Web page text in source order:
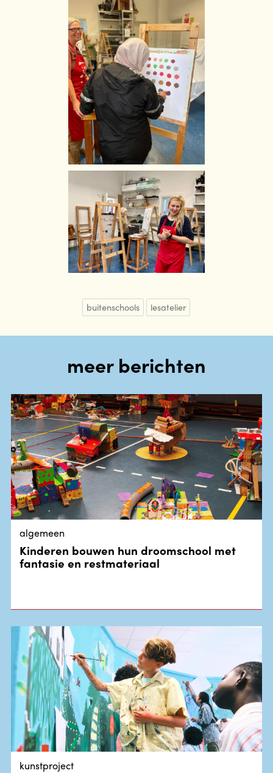
buitenschools lesatelier
meer berichten
algemeen
Kinderen bouwen hun droomschool met
fantasie en restmateriaal
kunstproject